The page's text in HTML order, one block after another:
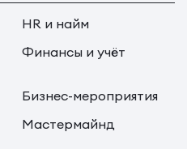
HR и найм
Финансы и учёт
Бизнес-мероприятия
Мастермайнд